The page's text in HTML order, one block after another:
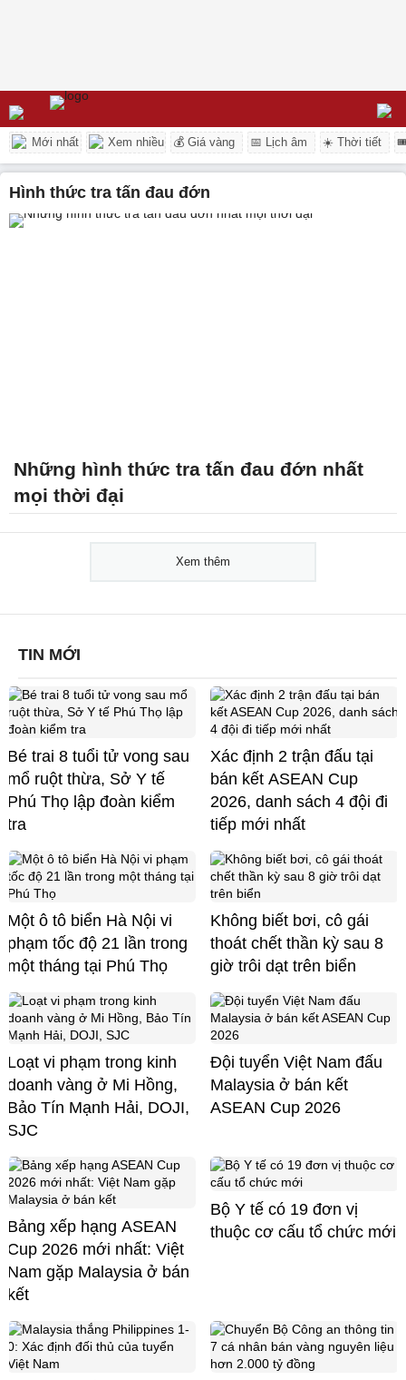
Mới nhất Xem nhiều 💰 Giá vàng 📅 Lịch âm ☀️ Thời tiết
hình thức tra tấn đau đớn
Những hình thức tra tấn đau đớn nhất
mọi thời đại
Xem thêm
TIN MỚI
Bé trai 8 tuổi tử vong sau
mổ ruột thừa, Sở Y tế
Phú Thọ lập đoàn kiểm
tra
Xác định 2 trận đấu tại
bán kết ASEAN Cup
2026, danh sách 4 đội đi
tiếp mới nhất
Một ô tô biển Hà Nội vi
phạm tốc độ 21 lần trong
một tháng tại Phú Thọ
Không biết bơi, cô gái
thoát chết thần kỳ sau 8
giờ trôi dạt trên biển
Loạt vi phạm trong kinh
doanh vàng ở Mi Hồng,
Bảo Tín Mạnh Hải, DOJI,
SJC
Đội tuyển Việt Nam đấu
Malaysia ở bán kết
ASEAN Cup 2026
Bảng xếp hạng ASEAN
Cup 2026 mới nhất: Việt
Nam gặp Malaysia ở bán
kết
Bộ Y tế có 19 đơn vị
thuộc cơ cấu tổ chức mới